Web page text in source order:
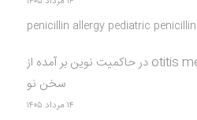
penicillin allergy pediatric
otitis درحاکمیت نوین بر آمده از
سخن نو
۱۴ مرداد ۱۴۰۵